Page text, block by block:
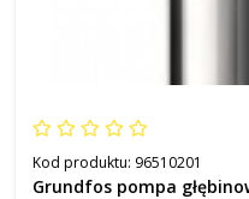
Kod produktu: 96510201
Grundfos pompa